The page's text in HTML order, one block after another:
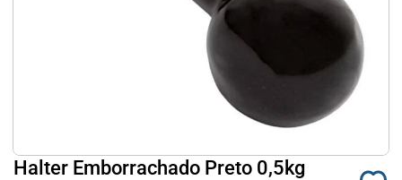
Halter Emborrachado Preto 0,5kg